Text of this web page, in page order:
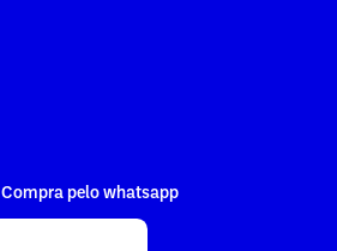
Compra pelo whatsapp